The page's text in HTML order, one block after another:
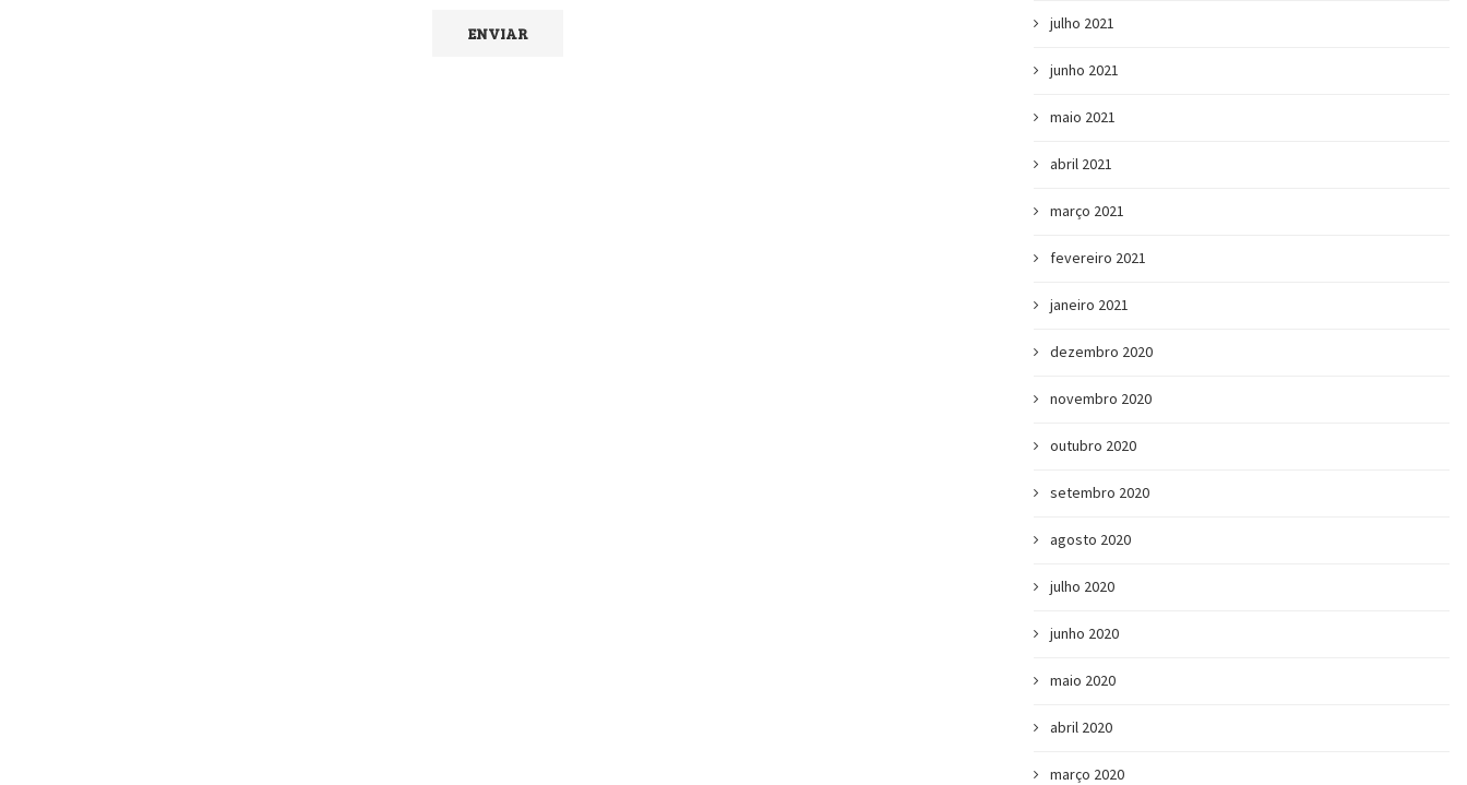
julho 2021
junho 2021
maio 2021
abril 2021
março 2021
fevereiro 2021
janeiro 2021
dezembro 2020
novembro 2020
outubro 2020
setembro 2020
agosto 2020
julho 2020
junho 2020
maio 2020
abril 2020
março 2020